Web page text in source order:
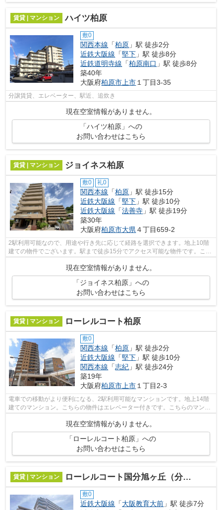
賃貸 | マンション ハイツ柏原
敷0
関西本線 「柏原 」駅 徒歩2分
近鉄大阪線 「堅下 」駅 徒歩8分
近鉄道明寺線 「柏原南口 」駅 徒歩8分
築40年
大阪府柏原市 上市 １丁目3-35
分譲賃貸、エレベーター、駅近、追炊き
現在空室情報がありません。
「ハイツ柏原」への
お問い合わせはこちら
賃貸 | マンション ジョイネス柏原
敷0 礼0
関西本線 「柏原 」駅 徒歩15分
近鉄大阪線 「堅下 」駅 徒歩10分
近鉄大阪線 「法善寺 」駅 徒歩19分
築30年
大阪府柏原市大県 ４丁目659-2
2駅利用可能なので、用途や行き先に応じて経路を選択できます。地上10階
建ての物件でございます。駅まで徒歩15分でアクセス可能な物件です。こち
現在空室情報がありません。
「ジョイネス柏原」への
お問い合わせはこちら
賃貸 | マンション ローレルコート柏原
敷0
関西本線 「柏原 」駅 徒歩2分
近鉄大阪線 「堅下 」駅 徒歩10分
関西本線 「志紀 」駅 徒歩24分
築19年
大阪府柏原市 上市 １丁目2-3
電車での移動がより便利になる、2駅利用可能なマンションです。地上14階
建てのマンション。こちらの物件はエレベーター付きです。こちらのマンシ
ョンから出て50mに駐車場があります。...
現在空室情報がありません。
「ローレルコート柏原」への
お問い合わせはこちら
賃貸 | マンション ローレルコート国分旭ヶ丘（分譲賃貸）
敷0
近鉄大阪線 「大阪教育大前 」駅 徒歩7分